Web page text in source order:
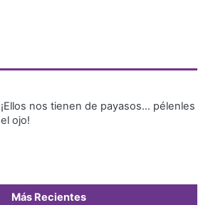
¡Ellos nos tienen de payasos… pélenles
el ojo!
Más Recientes